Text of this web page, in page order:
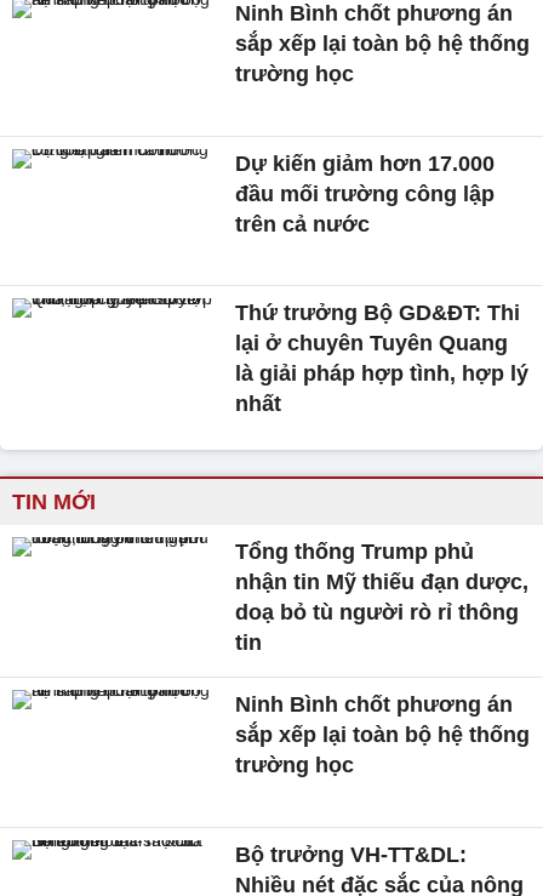
Ninh Bình chốt phương án
sắp xếp lại toàn bộ hệ thống
trường học
Dự kiến giảm hơn 17.000
đầu mối trường công lập
trên cả nước
Thứ trưởng Bộ GD&ĐT: Thi
lại ở chuyên Tuyên Quang
là giải pháp hợp tình, hợp lý
nhất
TIN MỚI
Tổng thống Trump phủ
nhận tin Mỹ thiếu đạn dược,
doạ bỏ tù người rò rỉ thông
tin
Ninh Bình chốt phương án
sắp xếp lại toàn bộ hệ thống
trường học
Bộ trưởng VH-TT&DL:
Nhiều nét đặc sắc của nông